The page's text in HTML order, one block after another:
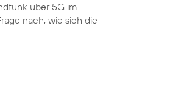
über 5G im
nach, wie sich die